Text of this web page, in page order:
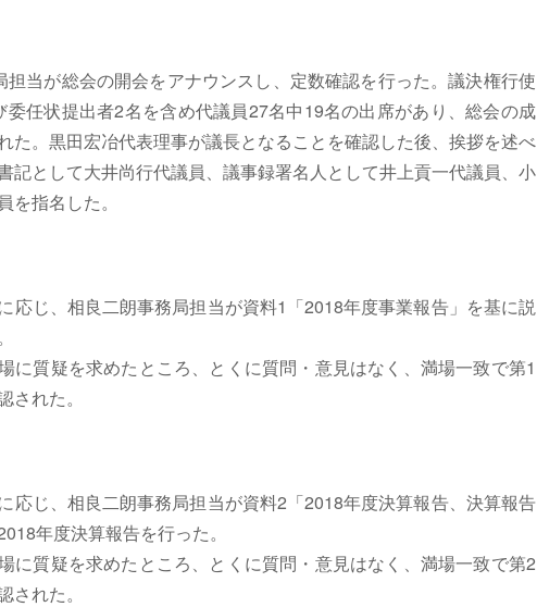
担当が総会の開会をアナウンスし、定数確認を行った。議決権行使
委任状提出者2名を含め代議員27名中19名の出席があり、総会の成
た。黒田宏冶代表理事が議長となることを確認した後、挨拶を述べ
記として大井尚行代議員、議事録署名人として井上貢一代議員、小
を指名した。
応じ、相良二朗事務局担当が資料1「2018年度事業報告」を基に説
に質疑を求めたところ、とくに質問・意見はなく、満場一致で第1
された。
応じ、相良二朗事務局担当が資料2「2018年度決算報告、決算報告
年度決算報告を行った。
に質疑を求めたところ、とくに質問・意見はなく、満場一致で第2
された。